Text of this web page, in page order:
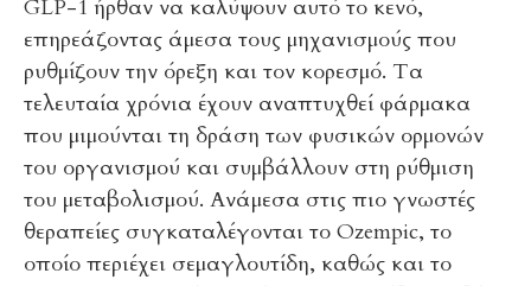
GLP-1 ήρθαν να καλύψουν αυτό το κενό,
επηρεάζοντας άμεσα τους μηχανισμούς που
ρυθμίζουν την όρεξη και τον κορεσμό. Τα
τελευταία χρόνια έχουν αναπτυχθεί φάρμακα
που μιμούνται τη δράση των φυσικών ορμονών
του οργανισμού και συμβάλλουν στη ρύθμιση
του μεταβολισμού. Ανάμεσα στις πιο γνωστές
θεραπείες συγκαταλέγονται το Ozempic, το
οποίο περιέχει σεμαγλουτίδη, καθώς και το